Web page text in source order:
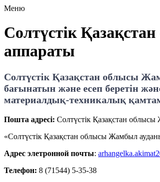
Меню
Солтүстік
аппараты
Солтүстік Қазақстан облысы
бағынатын және есеп беретін
материалдық-техникалық
Пошта адресi: Солтүстiк Қазақстан
«Солтүстiк Қазақстан облысы Жамбыл
Адрес элетронной почты:
Телефон: 8 (71544) 5-35-38